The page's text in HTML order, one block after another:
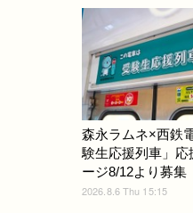
森永ラムネ×西鉄
験生応援列車」応
ージ8/12より募集
2026.8.6 Thu 15:15